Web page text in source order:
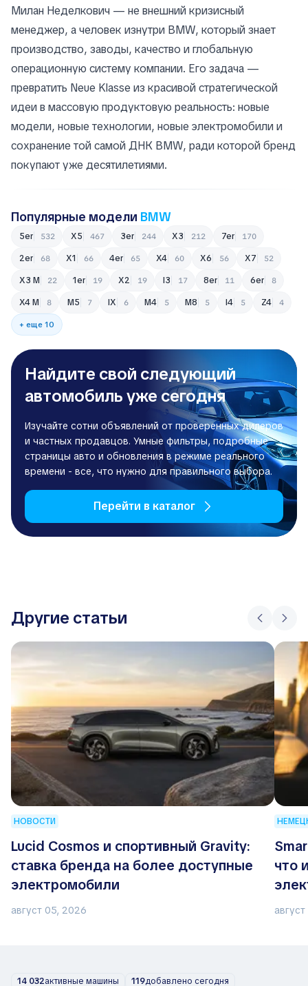
Милан Неделкович — не внешний кризисный
менеджер, а человек изнутри BMW, который знает
производство, заводы, качество и глобальную
операционную систему компании. Его задача —
превратить Neue Klasse из красивой стратегической
идеи в массовую продуктовую реальность: новые
модели, новые технологии, новые электромобили и
сохранение той самой ДНК BMW, ради которой бренд
покупают уже десятилетиями.
Популярные модели BMW
5er 532 X5 467 3er 244 X3 212 7er 170
2er 68 X1 66 4er 65 X4 60 X6 56 X7 52
X3 M 22 1er 19 X2 19 i3 17 8er 11 6er 8
X4 M 8 M5 7 iX 6 M4 5 M8 5 i4 5 Z4 4
+ еще 10
Найдите свой следующий
автомобиль уже сегодня
Изучайте сотни объявлений от проверенных дилеров
и частных продавцов. Умные фильтры, подробные
страницы авто и обновления в режиме реального
времени - все, что нужно для правильного выбора.
Перейти в каталог
Другие статьи
НОВОСТИ
Lucid Cosmos и спортивный Gravity:
ставка бренда на более доступные
электромобили
август 05, 2026
что
14 032активные машины 119добавлено сегодня